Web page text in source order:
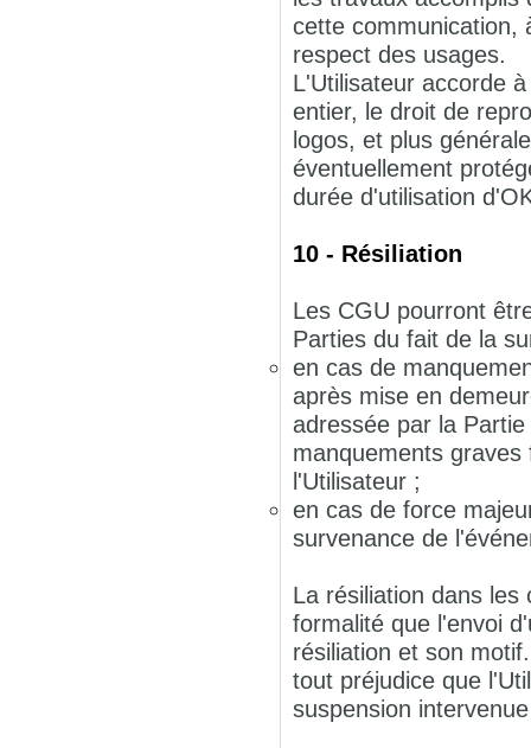
cette communication,
respect des usages.
L'Utilisateur accorde
entier, le droit de
logos, et plus
éventuellement
durée d'utilisation
10 - Résiliation
Les CGU pourront
Parties du fait de la
en cas de
après mise en
adressée par la
manquements
l'Utilisateur ;
en cas de force
survenance de
La résiliation dans
formalité que l'envoi
résiliation et son
tout préjudice que
suspension